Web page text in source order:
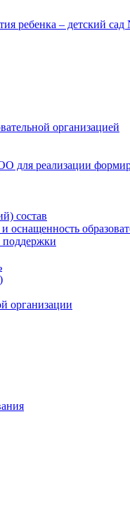
ребенка – детский сад
организацией
для реализации
состав
оснащенность
организации